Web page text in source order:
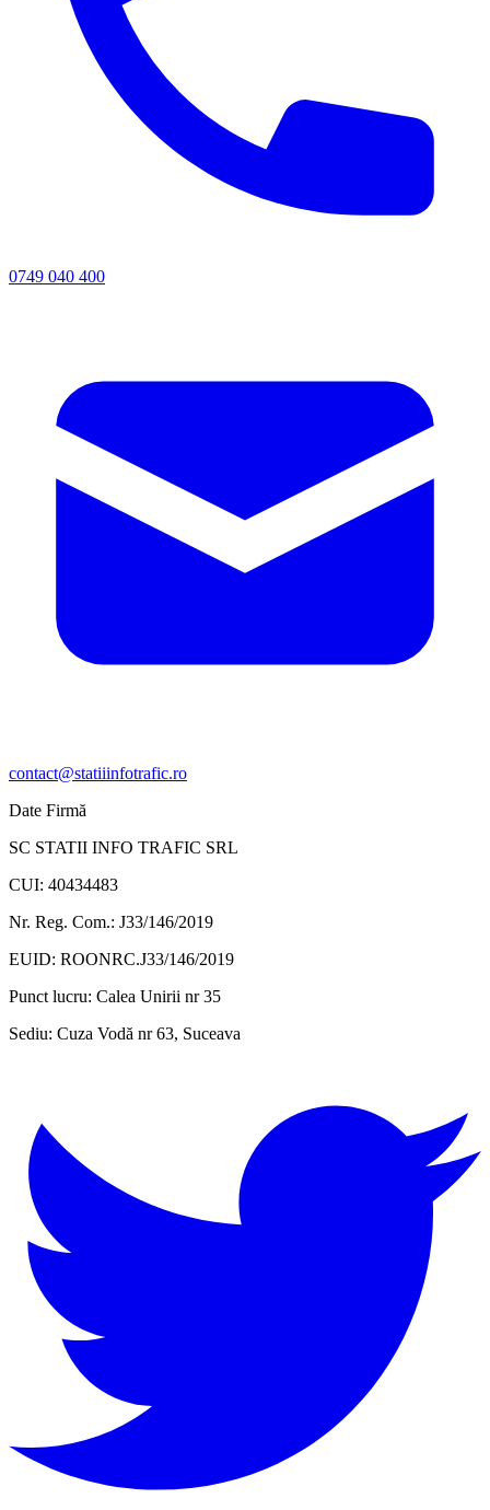
0749 040 400
contact@statiiinfotrafic.ro
Date Firmă
SC STATII INFO TRAFIC SRL
CUI: 40434483
Nr. Reg. Com.: J33/146/2019
EUID: ROONRC.J33/146/2019
Punct lucru: Calea Unirii nr 35
Sediu: Cuza Vodă nr 63, Suceava